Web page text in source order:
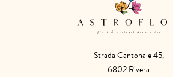
Strada Cantonale 45,
6802 Rivera